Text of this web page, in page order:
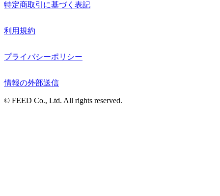
特定商取引に基づく表記
利用規約
プライバシーポリシー
情報の外部送信
© FEED Co., Ltd. All rights reserved.